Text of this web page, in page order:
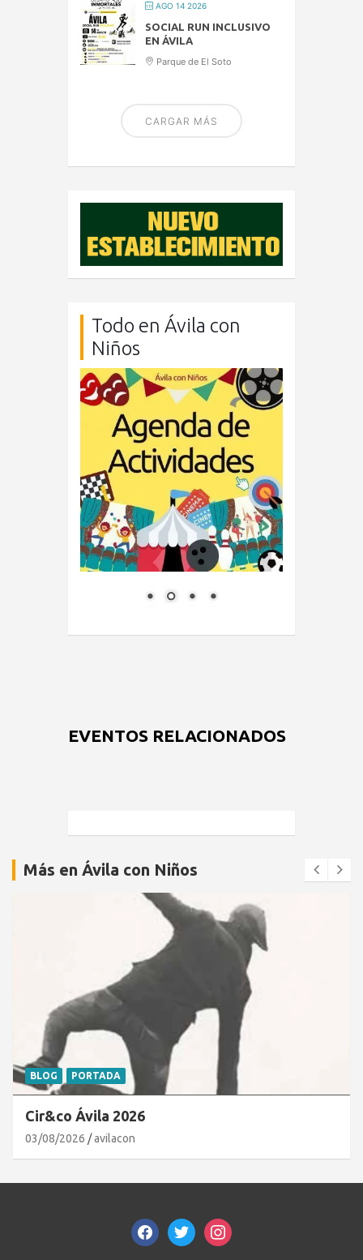
AGO 14 2026
SOCIAL RUN INCLUSIVO
EN ÁVILA
Parque de El Soto
CARGAR MÁS
Todo en Ávila con
Niños
EVENTOS RELACIONADOS
Más en Ávila con Niños
BLOG PORTADA
Cir&co Ávila 2026
03/08/2026 avilacon
facebooktwitterinstagram